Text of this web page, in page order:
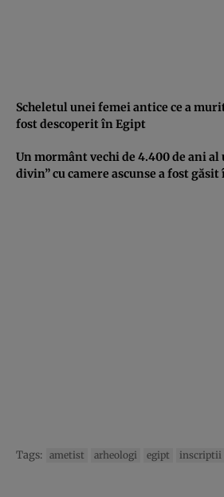
Scheletul unei femei antice ce a
fost descoperit în Egipt
Un mormânt vechi de 4.400 de ani
divin” cu camere ascunse a fost găsit
Tags: ametist arheologi egipt inscriptii